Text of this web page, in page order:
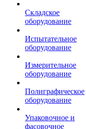
Складское
оборудование
Испытательное
оборудование
Измерительное
оборудование
Полиграфическое
оборудование
Упаковочное и
фасовочное